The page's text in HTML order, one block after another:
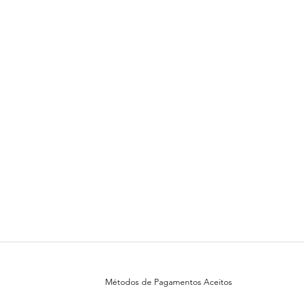
Métodos de Pagamentos Aceitos